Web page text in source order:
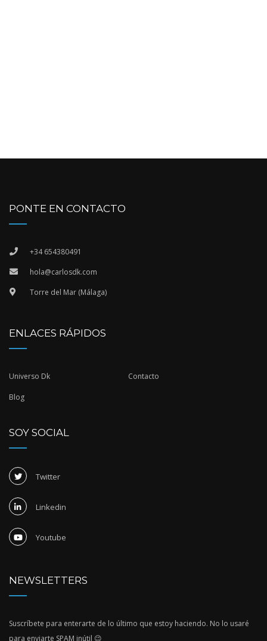
PONTE EN CONTACTO
+34 654380491
hola@carlosdk.com
Torre del Mar (Málaga)
ENLACES RÁPIDOS
Universo Dk Contacto
Blog
SOY SOCIAL
Twitter
Linkedin
Youtube
NEWSLETTERS
Suscríbete para enterarte de lo último que estoy haciendo. No lo usaré
para enviarte SPAM inútil 😉